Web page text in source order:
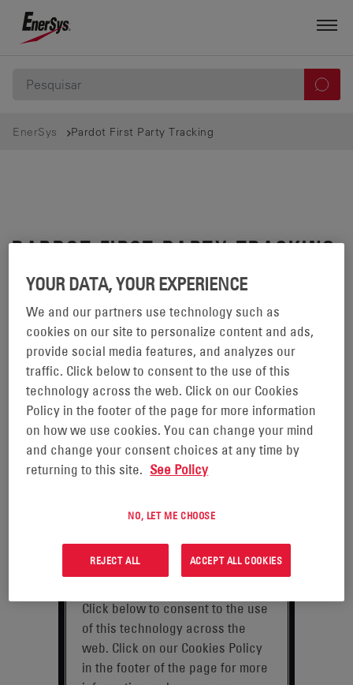
EnerSys Pardot First Party Tracking
PARDOT FIRST PARTY TRACKING
YOUR DATA, YOUR EXPERIENCE
We and our partners use technology such as
cookies on our site to personalize content and ads,
provide social media features, and analyzes our
traffic. Click below to consent to the use of this
technology across the web. Click on our Cookies
Policy in the footer of the page for more information
on how we use cookies. You can change your mind
and change your consent choices at any time by
returning to this site. See Policy
NO, LET ME CHOOSE
REJECT ALL ACCEPT ALL COOKIES